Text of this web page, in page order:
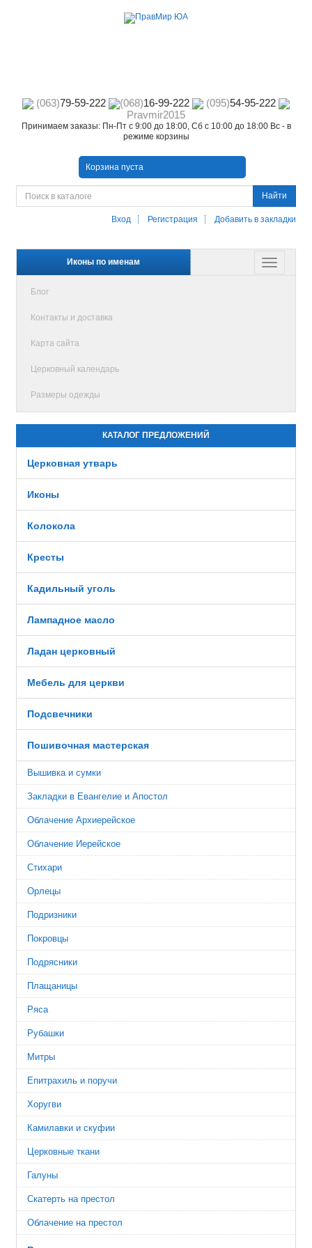
(063)79-59-222 (068)16-99-222 (095)54-95-222
Pravmir2015
Принимаем заказы: Пн-Пт с 9:00 до 18:00, Сб с 10:00 до 18:00 Вс - в
режиме корзины
Корзина пуста
Найти
Вход Регистрация Добавить в закладки
Иконы по именам
Блог
Контакты и доставка
Карта сайта
Церковный календарь
Размеры одежды
КАТАЛОГ ПРЕДЛОЖЕНИЙ
Церковная утварь
Иконы
Колокола
Кресты
Кадильный уголь
Лампадное масло
Ладан церковный
Мебель для церкви
Подсвечники
Пошивочная мастерская
Вышивка и сумки
Закладки в Евангелие и Апостол
Облачение Архиерейское
Облачение Иерейское
Стихари
Орлецы
Подризники
Покровцы
Подрясники
Плащаницы
Ряса
Рубашки
Митры
Епитрахиль и поручи
Хоругви
Камилавки и скуфии
Церковные ткани
Галуны
Скатерть на престол
Облачение на престол